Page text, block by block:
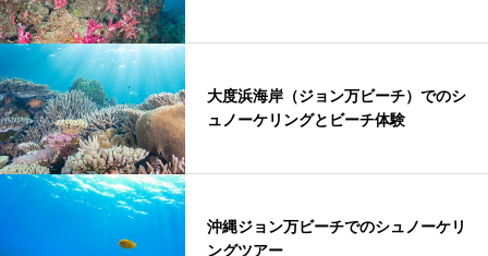
大度浜海岸（ジョン万ビーチ）でのシ
ュノーケリングとビーチ体験
沖縄ジョン万ビーチでのシュノーケリ
ングツアー